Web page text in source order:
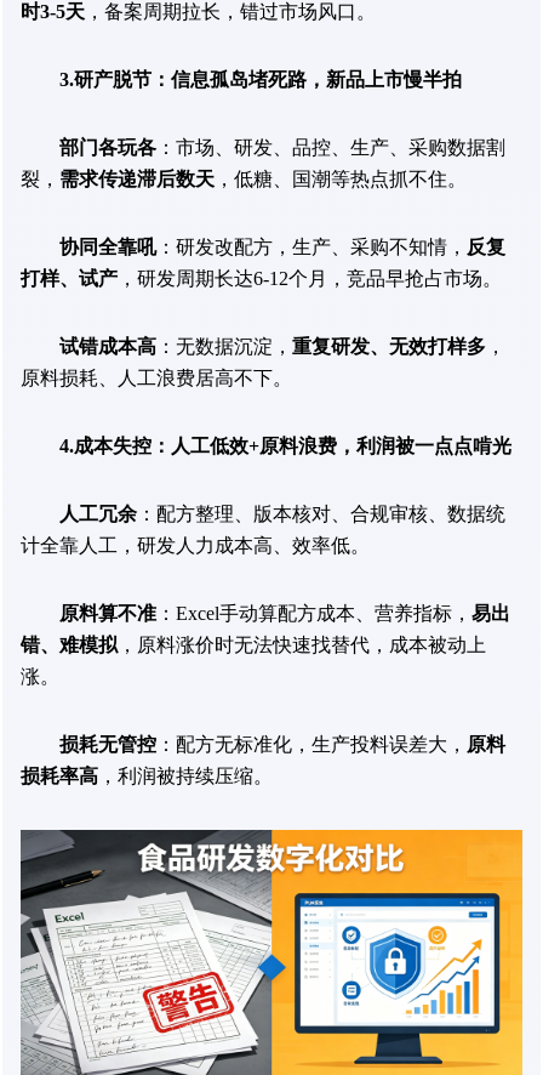
时3-5天 ，备案周期拉长，错过市场风口。
3.研产脱节：信息孤岛堵死路，新品上市慢半拍
部门各玩各 ：市场、研发、品控、生产、采购数据割
裂， 需求传递滞后数天 ，低糖、国潮等热点抓不住。
协同全靠吼：研发改配方，生产、采购不知情， 反复
打样、试产 ，研发周期长达6-12个月，竞品早抢占市场。
试错成本高 ：无数据沉淀， 重复研发、无效打样多 ，
原料损耗、人工浪费居高不下。
4.成本失控：人工低效+原料浪费，利润被一点点啃光
人工冗余 ：配方整理、版本核对、合规审核、数据统
计全靠人工，研发人力成本高、效率低。
原料算不准 ：Excel手动算配方成本、营养指标， 易出
错、难模拟 ，原料涨价时无法快速找替代，成本被动上
涨。
损耗无管控 ：配方无标准化，生产投料误差大， 原料
损耗率高 ，利润被持续压缩。